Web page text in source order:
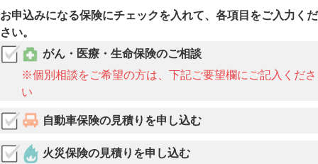
お申込みになる保険にチェックを入れて、各項目をご入力くだ
さい。
がん・医療・生命保険のご相談
※個別相談をご希望の方は、下記ご要望欄にご記入くださ
い
自動車保険の見積りを申し込む
火災保険の見積りを申し込む